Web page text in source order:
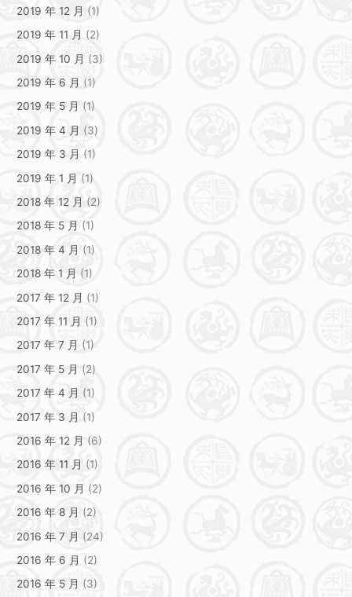
2019 年 12 月 (1)
2019 年 11 月 (2)
2019 年 10 月 (3)
2019 年 6 月 (1)
2019 年 5 月 (1)
2019 年 4 月 (3)
2019 年 3 月 (1)
2019 年 1 月 (1)
2018 年 12 月 (2)
2018 年 5 月 (1)
2018 年 4 月 (1)
2018 年 1 月 (1)
2017 年 12 月 (1)
2017 年 11 月 (1)
2017 年 7 月 (1)
2017 年 5 月 (2)
2017 年 4 月 (1)
2017 年 3 月 (1)
2016 年 12 月 (6)
2016 年 11 月 (1)
2016 年 10 月 (2)
2016 年 8 月 (2)
2016 年 7 月 (24)
2016 年 6 月 (2)
2016 年 5 月 (3)